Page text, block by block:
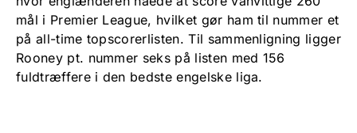
mål i Premier League, hvilket gør ham til nummer et
på all-time topscorerlisten. Til sammenligning ligger
Rooney pt. nummer seks på listen med 156
fuldtræffere i den bedste engelske liga.